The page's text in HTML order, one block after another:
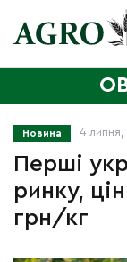
Новина 4
Перші
ринку,
грн/кг